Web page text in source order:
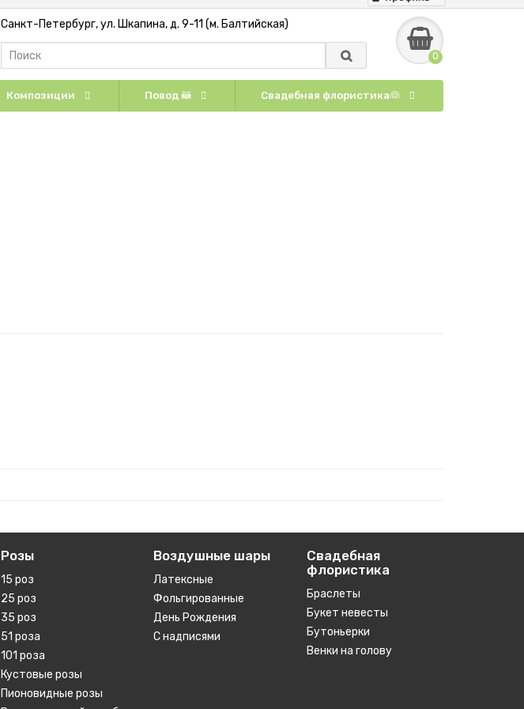
0
Санкт-Петербург, ул. Шкапина, д. 9-11 (м. Балтийская)
Композиции Повод 🦝 Свадебная флористика👰
Розы
15 роз
25 роз
35 роз
51 роза
101 роза
Кустовые розы
Пионовидные розы
Воздушные шары
Латексные
Фольгированные
День Рождения
С надписями
Свадебная
флористика
Браслеты
Букет невесты
Бутоньерки
Венки на голову